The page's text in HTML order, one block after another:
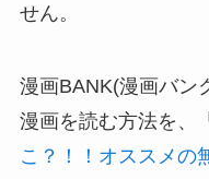
せん。
漫画BANK(漫画バン
漫画を読む方法を、「
こ？！！オススメの